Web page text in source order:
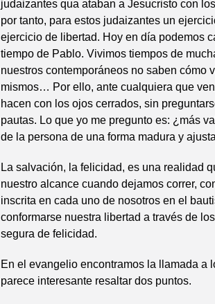
judaizantes qua ataban a Jesucristo con
por tanto, para estos judaizantes un
ejercicio de libertad. Hoy en día podemos
tiempo de Pablo. Vivimos tiempos de
nuestros contemporáneos no saben cómo
mismos… Por ello, ante cualquiera que
hacen con los ojos cerrados, sin
pautas. Lo que yo me pregunto es: ¿más
de la persona de una forma madura y
La salvación, la felicidad, es una realidad
nuestro alcance cuando dejamos correr,
inscrita en cada uno de nosotros en el
conformarse nuestra libertad a través de
segura de felicidad.
En el evangelio encontramos la llamada a
parece interesante resaltar dos puntos.